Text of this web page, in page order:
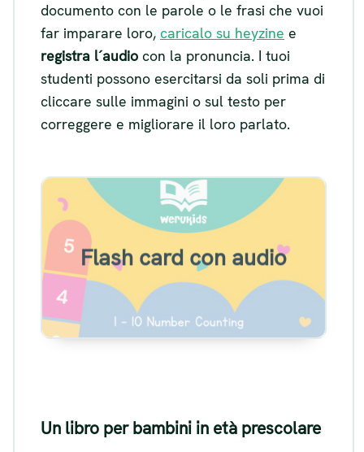
documento con le parole o le frasi che vuoi
far imparare loro, caricalo su heyzine e
registra l´audio con la pronuncia. I tuoi
studenti possono esercitarsi da soli prima di
cliccare sulle immagini o sul testo per
correggere e migliorare il loro parlato.
Flash card con audio
Esempio di flashcard per l
´apprendimento delle lingue
Visualizza
Un libro per bambini in età prescolare